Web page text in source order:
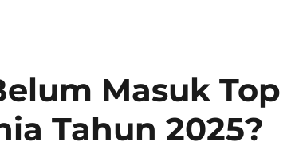
Masuk Top
Tahun 2025?